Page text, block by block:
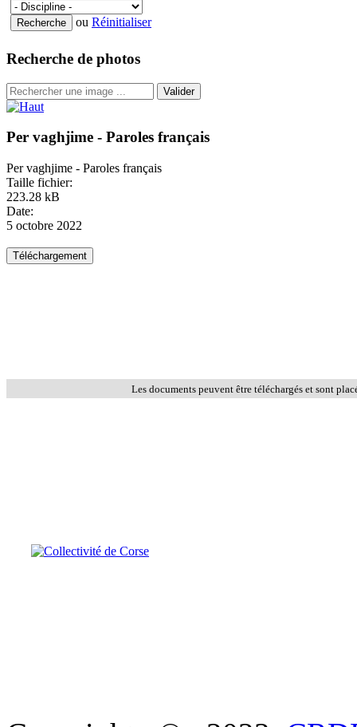
ou Réinitialiser
Recherche de photos
Valider
Per vaghjime - Paroles français
Per vaghjime - Paroles français
Taille fichier:
223.28 kB
Date:
5 octobre 2022
Les documents peuvent être téléchargés et sont